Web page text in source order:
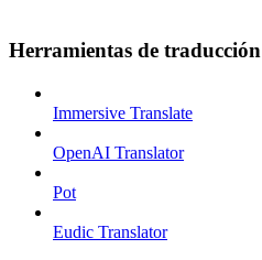
Herramientas de traducción
Immersive Translate
OpenAI Translator
Pot
Eudic Translator